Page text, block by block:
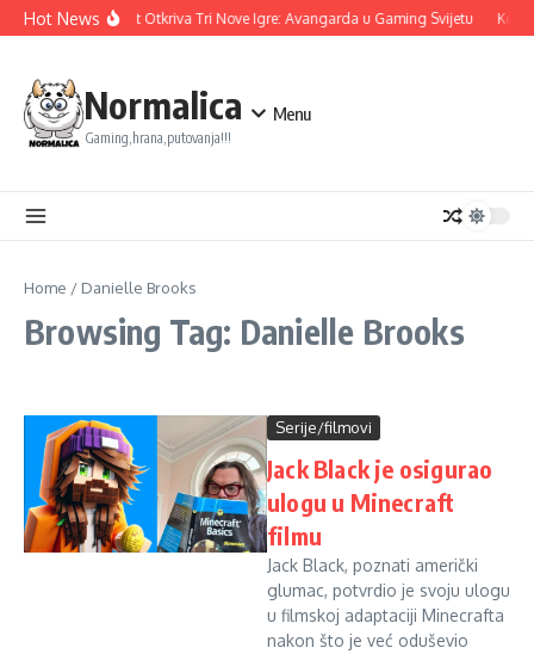
Skip to content
Hot NewsUbisoft Otkriva Tri Nove Igre: Avangarda u Gaming Svijetu
Normalica
Gaming,hrana,putovanja!!!
Menu
Home / Danielle Brooks
Browsing Tag: Danielle Brooks
Serije/filmovi
Jack Black je osigurao
ulogu u Minecraft
filmu
Jack Black, poznati američki
glumac, potvrdio je svoju ulogu
u filmskoj adaptaciji Minecrafta
nakon što je već oduševio